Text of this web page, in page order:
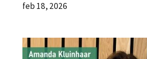
feb 18, 2026